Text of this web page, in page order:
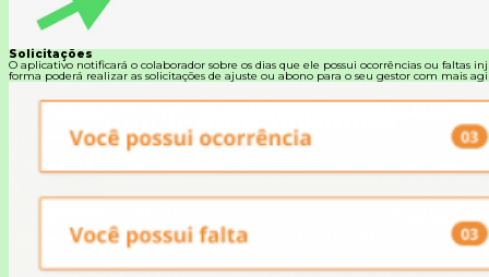
Solicitações
O aplicativo notificará o colaborador sobre os dias que ele possui ocorrências ou faltas
forma poderá realizar as solicitações de ajuste ou abono para o seu gestor com mais